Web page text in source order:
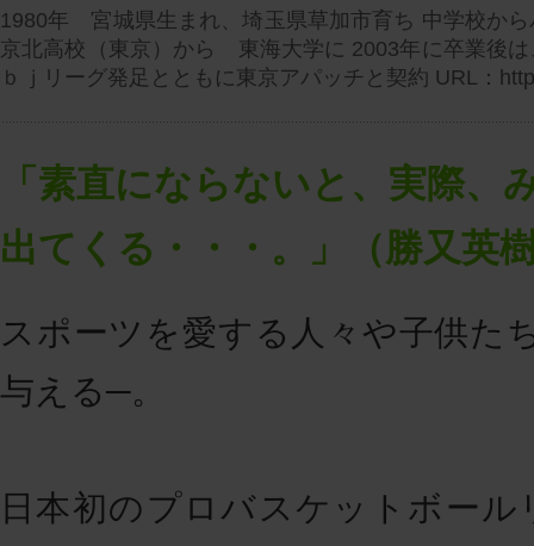
1980年 宮城県生まれ、埼玉県草加市育ち 中学校か
京北高校（東京）から 東海大学に 2003年に卒業後
ｂｊリーグ発足とともに東京アパッチと契約 URL：
「素直にならないと、実際、
出てくる・・・。」（勝又英
スポーツを愛する人々や子供た
与える─。
日本初のプロバスケットボール